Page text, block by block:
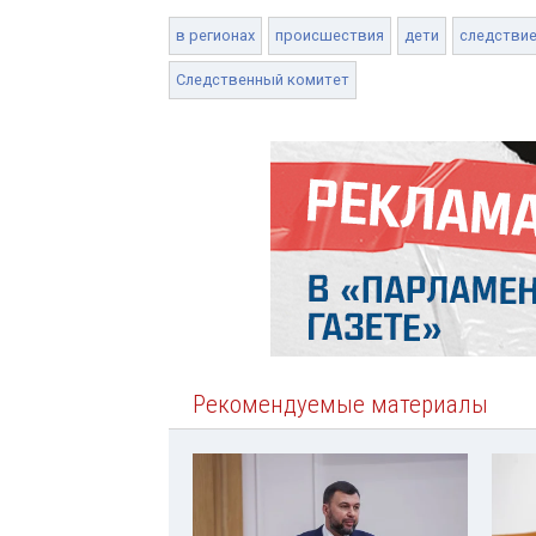
в регионах происшествия дети следствие
Следственный комитет
Рекомендуемые материалы